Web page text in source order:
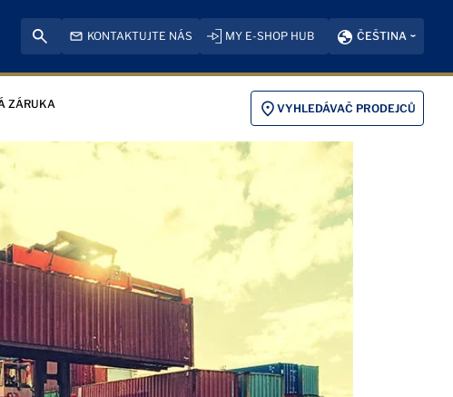
KONTAKTUJTE NÁS MY E-SHOP HUB ČEŠTINA
ZÁRUKA VYHLEDÁVAČ PRODEJCŮ